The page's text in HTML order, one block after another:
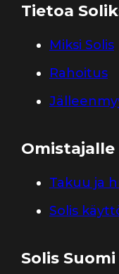
Tietoa
Miksi Solis
Rahoitus
Omistajalle
Takuu ja
Solis
Solis Suomi